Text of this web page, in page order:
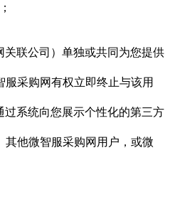
联公司）单独或共同为您提供
采购网有权立即终止与该用
系统向您展示个性化的第三方
他微智服采购网用户，或微